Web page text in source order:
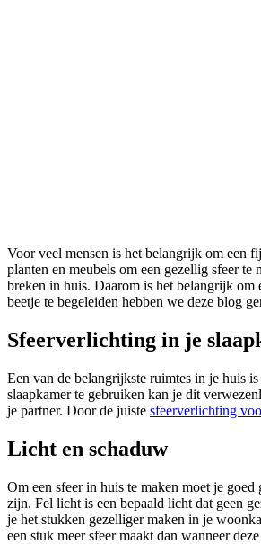
Voor veel mensen is het belangrijk om een
planten en meubels om een gezellig sfeer
breken in huis. Daarom is het belangrijk
beetje te begeleiden hebben we deze blog
Sfeerverlichting in je
Een van de belangrijkste ruimtes in je huis
slaapkamer te gebruiken kan je dit
je partner. Door de juiste sfeerverlichting
Licht en schaduw
Om een sfeer in huis te maken moet je
zijn. Fel licht is een bepaald licht dat geen
je het stukken gezelliger maken in je
een stuk meer sfeer maakt dan wanneer